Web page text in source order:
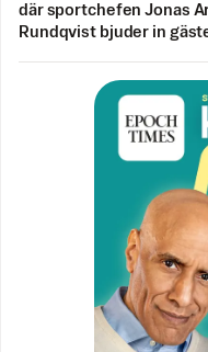
där sportchefen Jonas
Rundqvist bjuder in